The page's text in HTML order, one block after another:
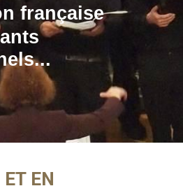
française
EN